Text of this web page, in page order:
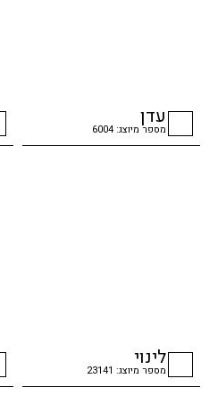
עדן
מספר מיוצג: 6004
לינוי
מספר מיוצג: 23141